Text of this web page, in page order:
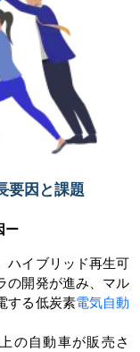
要因と課題
ー
ハイブリッド再生可
の開発が進み、マル
する低炭素電気自動
の自動車が販売さ